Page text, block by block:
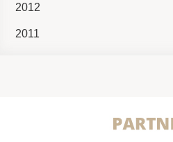
2012
2011